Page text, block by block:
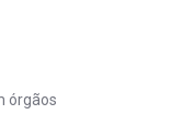
órgãos